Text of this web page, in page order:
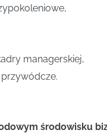
managerskiej,
środowisku